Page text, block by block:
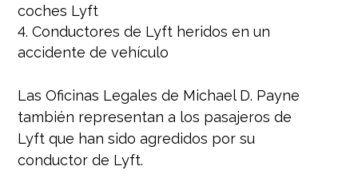
coches Lyft
Conductores de Lyft heridos en un
accidente de vehículo
Las Oficinas Legales de Michael D. Payne
también representan a los pasajeros de
Lyft que han sido agredidos por su
conductor de Lyft.